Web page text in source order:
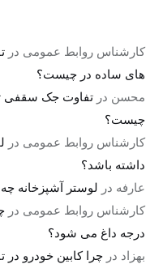
کارشناس روابط عمومی در
های ساده در چیست؟
محسن درتفاوت جک سقفی
چیست؟
کارشناس روابط عمومی در
داشته باشد؟
عارفه در لوستر آشپزخانه
کارشناس روابط عمومی در
درجه داغ می شود؟
بهزاد درچرا کابین خودرو در تابستان تا ۶۰